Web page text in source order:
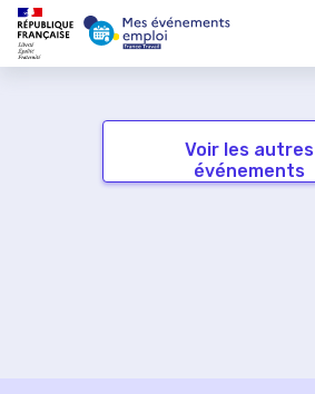
Voir les autres
événements